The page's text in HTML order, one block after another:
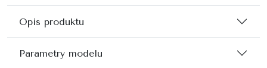
Opis produktu
Parametry modelu